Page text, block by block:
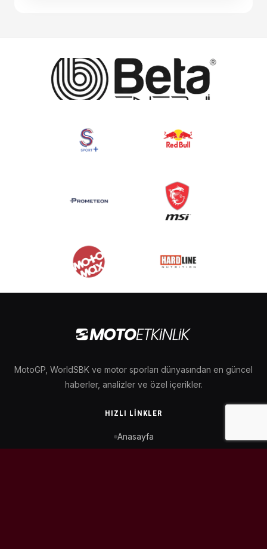
MotoGP, WorldSBK ve motor sporları dünyasından en güncel
haberler, analizler ve özel içerikler.
HIZLI LINKLER
Anasayfa